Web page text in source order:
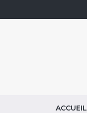
ACCUEIL